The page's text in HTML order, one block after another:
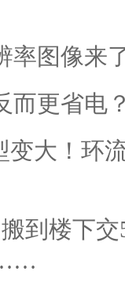
率图像来
而更省电
变大！环
到楼下
……